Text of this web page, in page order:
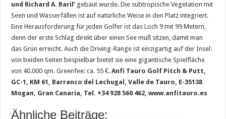
und Richard A. Baril’ gebaut wurde. Die subtropische Vegetation mit
Seen und Wasserfällen ist auf natürliche Weise in den Platz integriert.
Eine Herausforderung für jeden Golfer ist das Loch 9 mit 99 Metern,
denn der erste Schlag direkt über einen See muß sitzen, damit man
das Grün erreicht. Auch die Driving-Range ist einzigartig auf der Insel:
von beiden Seiten bespielbar bietet sie eine gigantische Spielfläche
von 40.000 qm. Greenfee: ca. 55 €.Anfi Tauro Golf Pitch & Putt,
GC-1, KM 61, Barranco del Lechugal, Valle de Tauro, E-35138
Mogan, Gran Canaria, Tel. +34 928 560 462, www.anfitauro.es
Ähnliche Beiträge: